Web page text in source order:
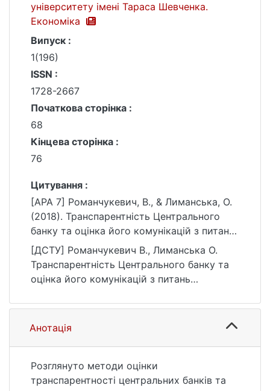
університету імені Тараса Шевченка.
Економіка
Випуск :
1(196)
ISSN :
1728-2667
Початкова сторінка :
68
Кінцева сторінка :
76
Цитування :
[APA 7] Романчукевич, В., & Лиманська, О.
(2018). Транспарентність Центрального
банку та оцінка його комунікацій з питань
монетарної політики. Вісник Київського
національного університету імені Тараса
Шевченка. Економіка, (1(196)), 68–76.
https://doi.org/10.17721/1728-2667.2018/196-
1/10
[ДСТУ] Романчукевич В., Лиманська О.
Транспарентність Центрального банку та
оцінка його комунікацій з питань
національного університету імені Тараса
Шевченка. Економіка. 2018. № 1(196). С. 68
—76. DOI: 10.17721/1728-2667.2018/196-1/10
Анотація
Розглянуто методи оцінки
транспарентності центральних банків та